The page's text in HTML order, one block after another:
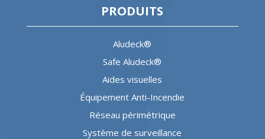
PRODUITS
Aludeck®
Safe Aludeck®
Aides visuelles
Équipement Anti-Incendie
Réseau périmétrique
Système de surveillance